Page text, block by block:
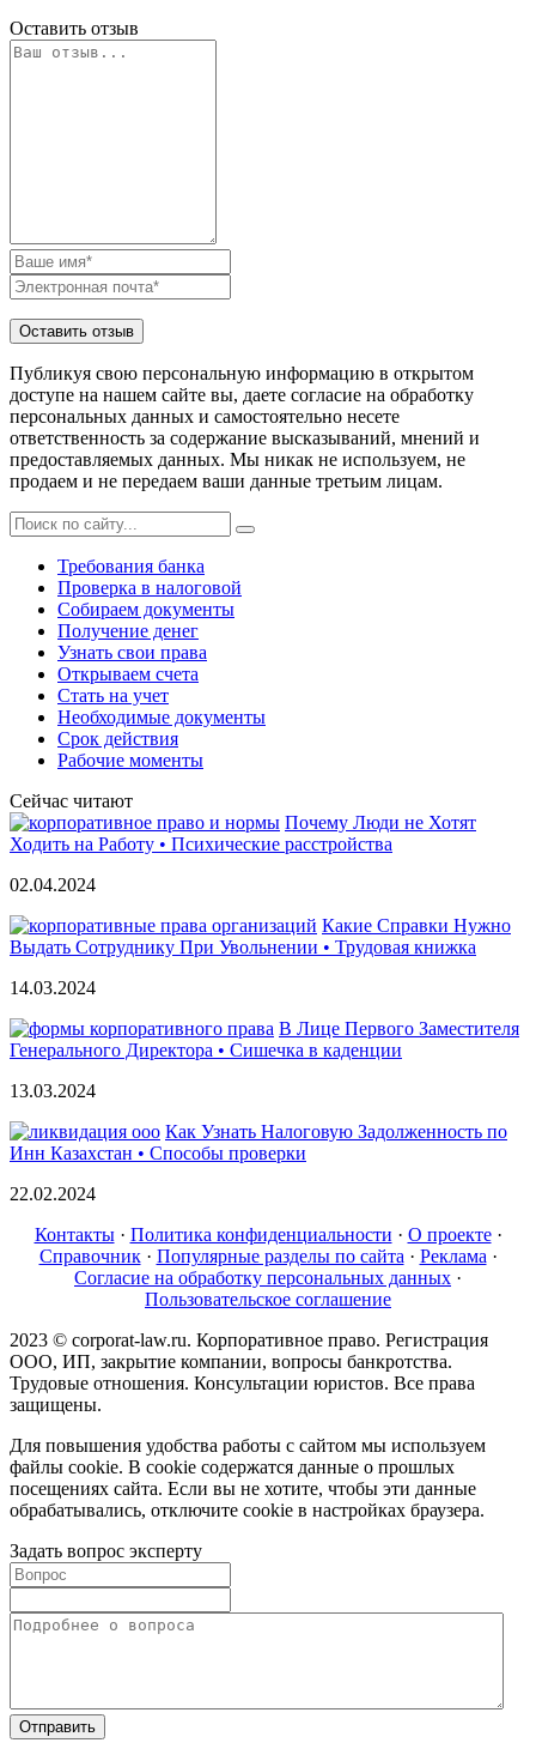
Оставить отзыв
Публикуя свою персональную информацию в открытом
доступе на нашем сайте вы, даете согласие на обработку
персональных данных и самостоятельно несете
ответственность за содержание высказываний, мнений и
предоставляемых данных. Мы никак не используем, не
продаем и не передаем ваши данные третьим лицам.
Требования банка
Проверка в налоговой
Собираем документы
Получение денег
Узнать свои права
Открываем счета
Стать на учет
Необходимые документы
Срок действия
Рабочие моменты
Сейчас читают
Почему Люди не Хотят
Ходить на Работу • Психические расстройства
02.04.2024
Какие Справки Нужно
Выдать Сотруднику При Увольнении • Трудовая книжка
14.03.2024
В Лице Первого Заместителя
Генерального Директора • Сишечка в каденции
13.03.2024
Как Узнать Налоговую Задолженность по
Инн Казахстан • Способы проверки
22.02.2024
Контакты· Политика конфиденциальности · О проекте·
Справочник· Популярные разделы по сайта · Реклама ·
Согласие на обработку персональных данных ·
Пользовательское соглашение
2023 © corporat-law.ru. Корпоративное право. Регистрация
ООО, ИП, закрытие компании, вопросы банкротства.
Трудовые отношения. Консультации юристов. Все права
защищены.
Для повышения удобства работы с сайтом мы используем
файлы cookie. В cookie содержатся данные о прошлых
посещениях сайта. Если вы не хотите, чтобы эти данные
обрабатывались, отключите cookie в настройках браузера.
Задать вопрос эксперту